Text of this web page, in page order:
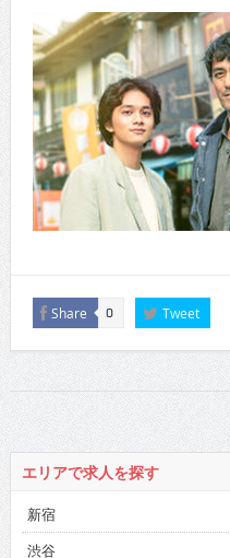
Share 0 Tweet
エリアで求人を探す
新宿
渋谷